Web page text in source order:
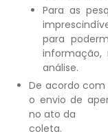
Para as
para
análise.
De acordo com
o envio de
no ato da
coleta.